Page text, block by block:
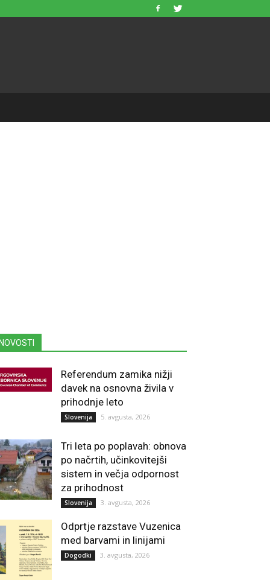
Referendum zamika nižji
davek na osnovna živila v
prihodnje leto
Slovenija 5. avgusta, 2026
Tri leta po poplavah: obnova
po načrtih, učinkovitejši
sistem in večja odpornost
za prihodnost
Slovenija 3. avgusta, 2026
Odprtje razstave Vuzenica
med barvami in linijami
Dogodki 3. avgusta, 2026